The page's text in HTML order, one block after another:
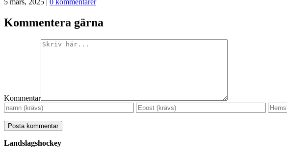
5 mars, 2025 | 0 kommentarer
Kommentera gärna
Kommentar
Landslagshockey